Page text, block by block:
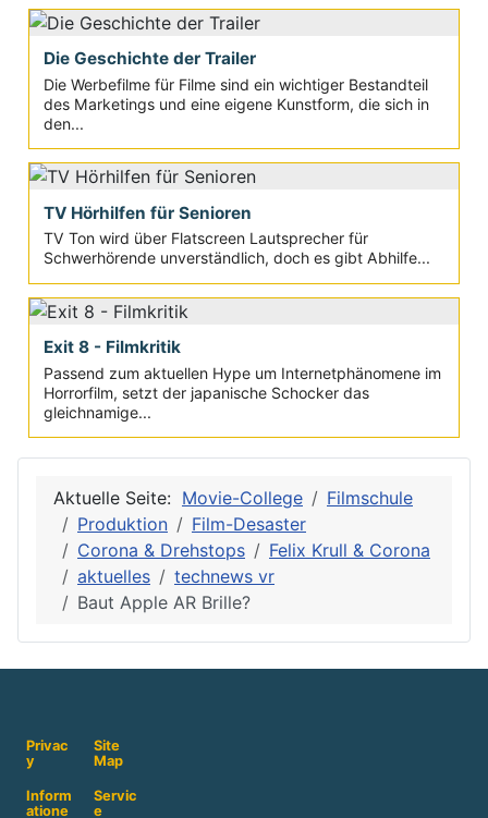
Die Geschichte der Trailer
Die Werbefilme für Filme sind ein wichtiger Bestandteil
des Marketings und eine eigene Kunstform, die sich in
den...
TV Hörhilfen für Senioren
TV Ton wird über Flatscreen Lautsprecher für
Schwerhörende unverständlich, doch es gibt Abhilfe...
Exit 8 - Filmkritik
Passend zum aktuellen Hype um Internetphänomene im
Horrorfilm, setzt der japanische Schocker das
gleichnamige...
Aktuelle Seite: Movie-College
Filmschule
Produktion
Film-Desaster
Corona & Drehstops
Felix Krull & Corona
aktuelles
technews vr
Baut Apple AR Brille?
Privac
y
Site
Map
Inform
atione
Servic
e